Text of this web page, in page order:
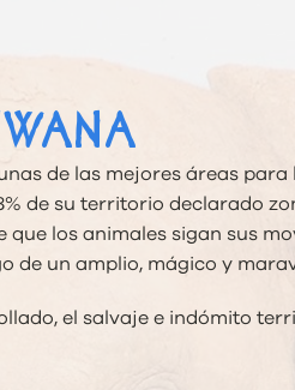
de las mejores áreas para
de su territorio declarado
que los animales sigan sus
de un amplio, mágico y
el salvaje e indómito